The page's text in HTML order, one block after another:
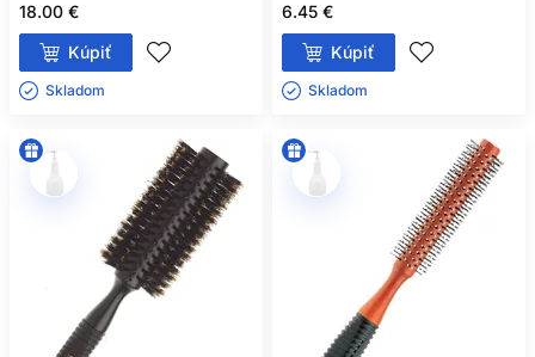
18.00 €
Kúpiť
Skladom ㅤ
6.45 €
Kúpiť
Skladom ㅤ